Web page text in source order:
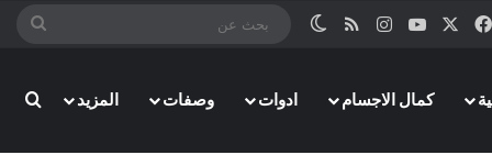
فيسبوك ‫YouTubeانستقرامملخص الموقع RSS
الوضع المظلم
كمال الاجسام ادوات وصفات المزيد